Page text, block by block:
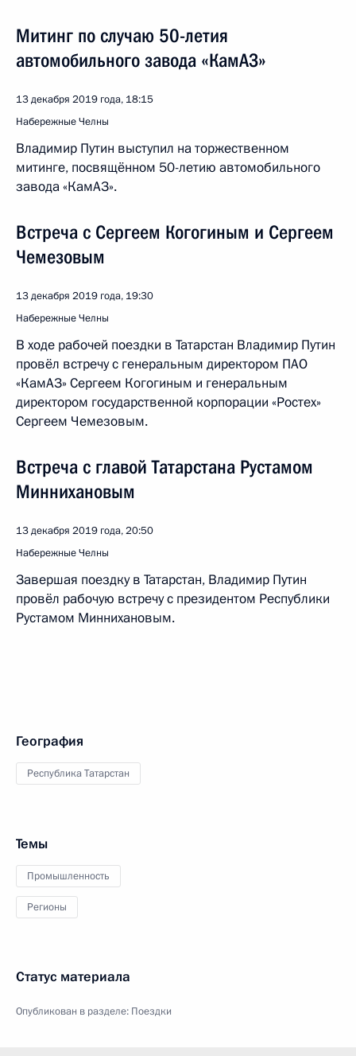
Митинг по случаю 50-летия
автомобильного завода «КамАЗ»
13 декабря 2019 года, 18:15
Набережные Челны
Владимир Путин выступил на торжественном
митинге, посвящённом 50-летию автомобильного
завода «КамАЗ».
Встреча с Сергеем Когогиным и Сергеем
Чемезовым
13 декабря 2019 года, 19:30
Набережные Челны
В ходе рабочей поездки в Татарстан Владимир Путин
провёл встречу с генеральным директором ПАО
«КамАЗ» Сергеем Когогиным и генеральным
директором государственной корпорации «Ростех»
Сергеем Чемезовым.
Встреча с главой Татарстана Рустамом
Миннихановым
13 декабря 2019 года, 20:50
Набережные Челны
Завершая поездку в Татарстан, Владимир Путин
провёл рабочую встречу с президентом Республики
Рустамом Миннихановым.
География
Республика Татарстан
Темы
Промышленность
Регионы
Статус материала
Опубликован в разделе: Поездки